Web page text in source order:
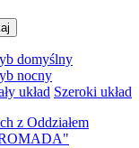
domyślny
nocny
układ Szeroki układ